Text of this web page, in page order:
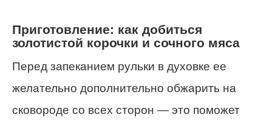
Приготовление: как добиться
золотистой корочки и сочного мяса
Перед запеканием рульки в духовке ее
желательно дополнительно обжарить на
сковороде со всех сторон — это поможет